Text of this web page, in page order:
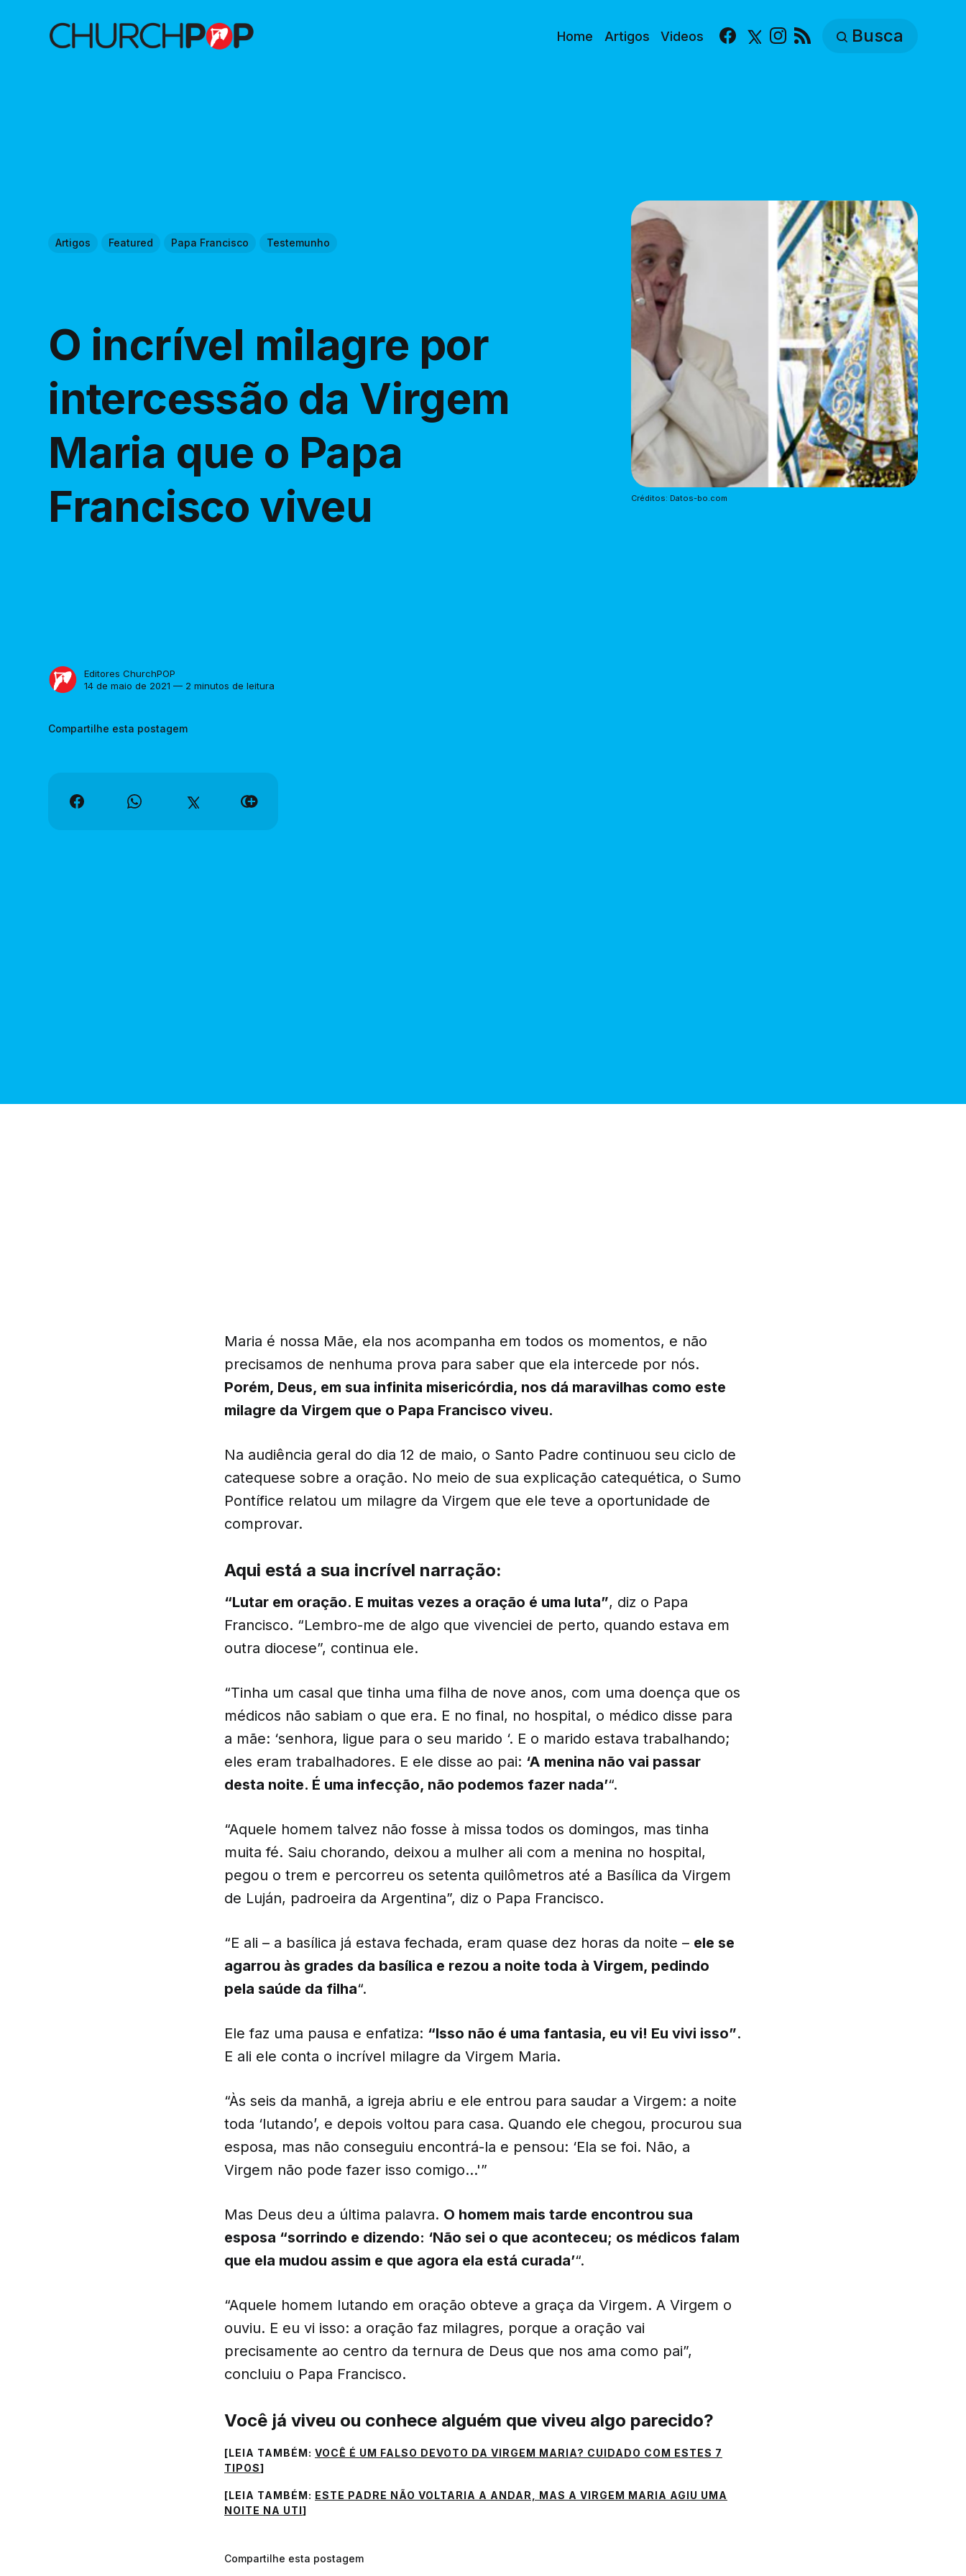
Home Artigos Videos Facebook
X Instagram Busca
Artigos Featured Papa Francisco Testemunho
O incrível milagre por
intercessão da Virgem
Maria que o Papa
Francisco viveu
Editores ChurchPOP
14 de maio de 2021 — 2 minutos de leitura
Compartilhe esta postagem
Créditos: Datos-bo.com
Maria é nossa Mãe, ela nos acompanha em todos os momentos, e não
precisamos de nenhuma prova para saber que ela intercede por nós.
Porém, Deus, em sua infinita misericórdia, nos dá maravilhas como este
milagre da Virgem que o Papa Francisco viveu.
Na audiência geral do dia 12 de maio, o Santo Padre continuou seu ciclo de
catequese sobre a oração. No meio de sua explicação catequética, o Sumo
Pontífice relatou um milagre da Virgem que ele teve a oportunidade de
comprovar.
Aqui está a sua incrível narração:
“Lutar em oração. E muitas vezes a oração é uma luta”, diz o Papa
Francisco. “Lembro-me de algo que vivenciei de perto, quando estava em
outra diocese”, continua ele.
“Tinha um casal que tinha uma filha de nove anos, com uma doença que os
médicos não sabiam o que era. E no final, no hospital, o médico disse para
a mãe: ‘senhora, ligue para o seu marido ‘. E o marido estava trabalhando;
eles eram trabalhadores. E ele disse ao pai: ‘A menina não vai passar
desta noite. É uma infecção, não podemos fazer nada’“.
“Aquele homem talvez não fosse à missa todos os domingos, mas tinha
muita fé. Saiu chorando, deixou a mulher ali com a menina no hospital,
pegou o trem e percorreu os setenta quilômetros até a Basílica da Virgem
de Luján, padroeira da Argentina”, diz o Papa Francisco.
“E ali – a basílica já estava fechada, eram quase dez horas da noite – ele se
agarrou às grades da basílica e rezou a noite toda à Virgem, pedindo
pela saúde da filha“.
Ele faz uma pausa e enfatiza: “Isso não é uma fantasia, eu vi! Eu vivi isso”.
E ali ele conta o incrível milagre da Virgem Maria.
“Às seis da manhã, a igreja abriu e ele entrou para saudar a Virgem: a noite
toda ‘lutando’, e depois voltou para casa. Quando ele chegou, procurou sua
esposa, mas não conseguiu encontrá-la e pensou: ‘Ela se foi. Não, a
Virgem não pode fazer isso comigo…'”
Mas Deus deu a última palavra. O homem mais tarde encontrou sua
esposa “sorrindo e dizendo: ‘Não sei o que aconteceu; os médicos falam
que ela mudou assim e que agora ela está curada’“.
“Aquele homem lutando em oração obteve a graça da Virgem. A Virgem o
ouviu. E eu vi isso: a oração faz milagres, porque a oração vai
precisamente ao centro da ternura de Deus que nos ama como pai”,
concluiu o Papa Francisco.
Você já viveu ou conhece alguém que viveu algo parecido?
[LEIA TAMBÉM: VOCÊ É UM FALSO DEVOTO DA VIRGEM MARIA? CUIDADO COM ESTES 7
TIPOS]
[LEIA TAMBÉM: ESTE PADRE NÃO VOLTARIA A ANDAR, MAS A VIRGEM MARIA AGIU UMA
NOITE NA UTI]
Compartilhe esta postagem